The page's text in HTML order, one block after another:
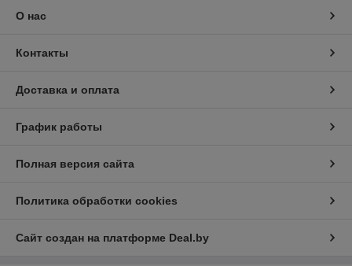
О нас
Контакты
Доставка и оплата
График работы
Полная версия сайта
Политика обработки cookies
Сайт создан на платформе Deal.by